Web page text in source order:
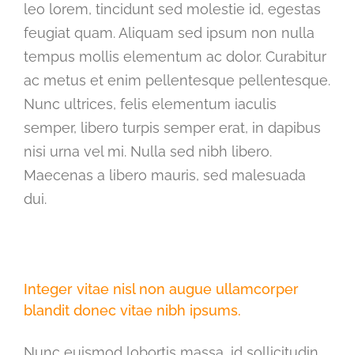
leo lorem, tincidunt sed molestie id, egestas
feugiat quam. Aliquam sed ipsum non nulla
tempus mollis elementum ac dolor. Curabitur
ac metus et enim pellentesque pellentesque.
Nunc ultrices, felis elementum iaculis
semper, libero turpis semper erat, in dapibus
nisi urna vel mi. Nulla sed nibh libero.
Maecenas a libero mauris, sed malesuada
dui.
Integer vitae nisl non augue ullamcorper
blandit donec vitae nibh ipsums.